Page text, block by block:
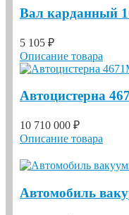
Вал карданный
5 105 ₽
Описание товара
Автоцистерна
10 710 000 ₽
Описание товара
Автомобиль